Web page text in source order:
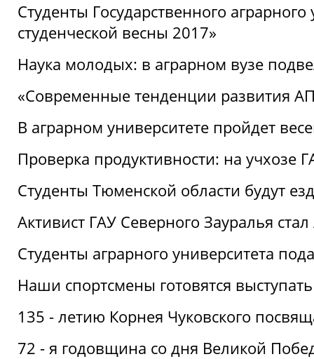
Студенты Государственного
студенческой весны 2017»
Наука молодых: в аграрном вузе
«Современные тенденции развития
В аграрном университете пройдет
Проверка продуктивности: на учхозе
Студенты Тюменской области будут
Активист ГАУ Северного Зауралья
Студенты аграрного университета
Наши спортсмены готовятся
135 - летию Корнея Чуковского
72 - я годовщина со дня Великой